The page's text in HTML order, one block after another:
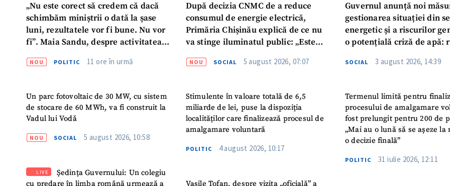
„Nu este corect să credem că dacă
schimbăm miniștrii o dată la șase
luni, rezultatele vor fi bune. Nu vor
fi”. Maia Sandu, despre activitatea
NOU POLITIC 11 ore în urmă
Un parc fotovoltaic de 30 MW, cu sistem
de stocare de 60 MWh, va fi construit la
Vadul lui Vodă
NOU SOCIAL 5 august 2026, 10:58
LIVE
Ședința Guvernului: Un colegiu
cu predare în limba română urmează a
După decizia CNMC de a reduce
consumul de energie electrică,
Primăria Chișinău explică de ce nu
va stinge iluminatul public: „Este
NOU SOCIAL 5 august 2026, 07:07
Stimulente în valoare totală de 6,5
miliarde de lei, puse la dispoziția
localităților care finalizează procesul de
amalgamare voluntară
POLITIC 4 august 2026, 10:17
Vasile Tofan, despre vizita „oficială” a
Guvernul anunță noi
gestionarea situației din
energetic și a riscurilor
o potențială criză de apă:
SOCIAL 3 august 2026, 14:39
Termenul limită pentru
procesului de amalgamare
fost prelungit pentru 200 de
„Mai au o lună să se așeze la
o decizie finală”
POLITIC 31 iulie 2026, 12:11